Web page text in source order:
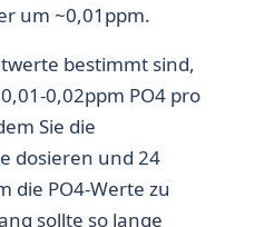
um ~0,01ppm.
bestimmt sind,
0,02ppm PO4 pro
Sie die
dosieren und 24
die PO4-Werte zu
sollte so lange